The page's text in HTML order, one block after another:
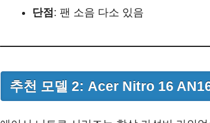
단점 : 팬 소음 다소 있음
추천 모델 2: Acer Nitro 16